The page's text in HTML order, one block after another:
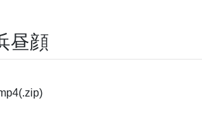
昼顔